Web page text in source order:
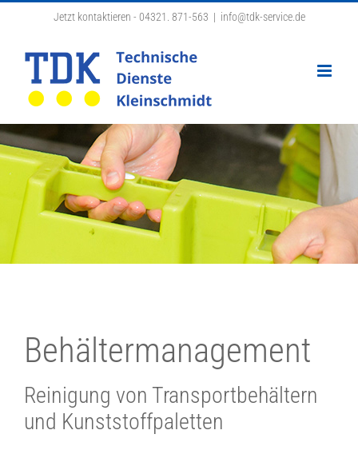
Jetzt kontaktieren - 04321. 871-563 | info@tdk-service.de
Behältermanagement
Reinigung von Transportbehältern
und Kunststoffpaletten